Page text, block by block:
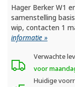
Hager Berker W1
samenstelling
wip, contacten 1
informatie »
Verwachte
voor
Huidige